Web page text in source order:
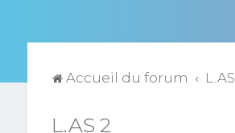
Accueil du forum L.AS
L.AS 2